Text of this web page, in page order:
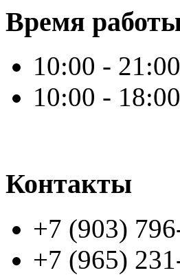
Время
10:00 -
10:00 -
Контакты
+7 (903)
+7 (965)